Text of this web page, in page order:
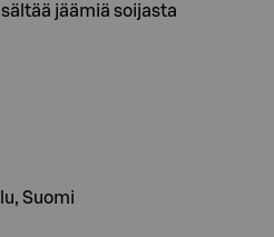
jäämiä soijasta
Suomi